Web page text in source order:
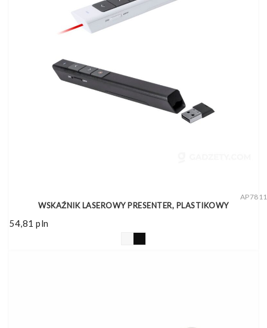
WSKAŹNIK LASEROWY PRESENTER, PLASTIKOWY
54,81 pln